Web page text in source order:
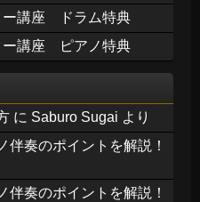
ー講座 ドラム特典
ー講座 ピアノ特典
に Saburo Sugai より
伴奏のポイントを解説！
伴奏のポイントを解説！